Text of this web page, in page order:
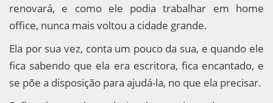
renovará, e como ele podia trabalhar em home
office, nunca mais voltou a cidade grande.
Ela por sua vez, conta um pouco da sua, e quando ele
fica sabendo que ela era escritora, fica encantado, e
se põe a disposição para ajudá-la, no que ela precisar.